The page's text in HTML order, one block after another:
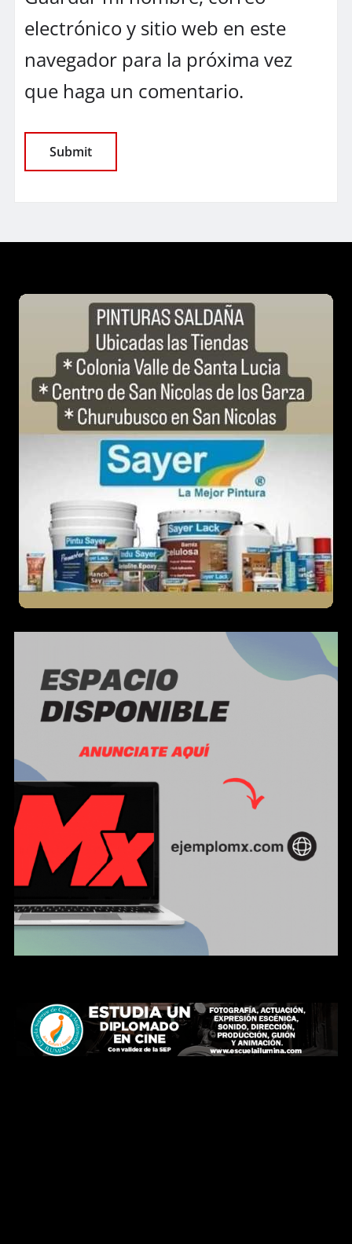
electrónico y sitio web en este
navegador para la próxima vez
que haga un comentario.